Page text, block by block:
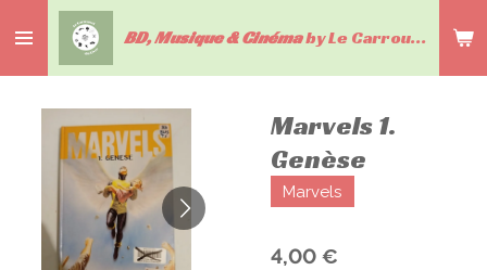
au
contenu
BD, Musique & Cinémaby Le Carrousel du livre
Marvels 1.
Genèse
Marvels
4,00 €